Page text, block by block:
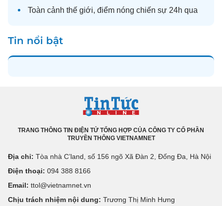
Toàn cảnh thế giới, điểm nóng chiến sự 24h qua
Tin nổi bật
TRANG THÔNG TIN ĐIỆN TỬ TỔNG HỢP CỦA CÔNG TY CỔ PHẦN
TRUYỀN THÔNG VIETNAMNET
Địa chỉ: Tòa nhà C’land, số 156 ngõ Xã Đàn 2, Đống Đa, Hà Nội
Điện thoại: 094 388 8166
Email: ttol@vietnamnet.vn
Chịu trách nhiệm nội dung: Trương Thị Minh Hưng